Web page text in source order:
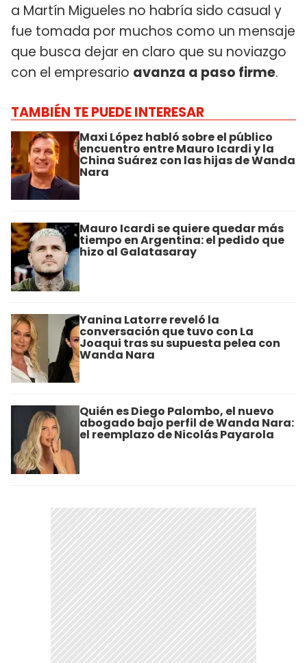
a Martín Migueles no habría sido casual y
fue tomada por muchos como un mensaje
que busca dejar en claro que su noviazgo
con el empresario avanza a paso firme.
TAMBIÉN TE PUEDE INTERESAR
Maxi López habló sobre el público
encuentro entre Mauro Icardi y la
China Suárez con las hijas de Wanda
Nara
Mauro Icardi se quiere quedar más
tiempo en Argentina: el pedido que
hizo al Galatasaray
Yanina Latorre reveló la
conversación que tuvo con La
Joaqui tras su supuesta pelea con
Wanda Nara
Quién es Diego Palombo, el nuevo
abogado bajo perfil de Wanda Nara:
el reemplazo de Nicolás Payarola